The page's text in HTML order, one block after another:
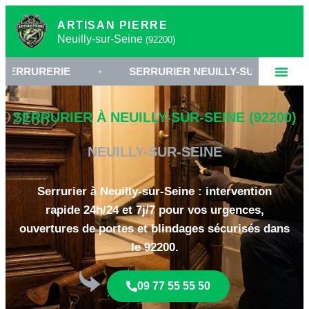
ARTISAN PIERRE
Neuilly-sur-Seine (92200)
• SERRURIER NEUILLY-SUR-SEINE •
SERRURIER À NEUILLY-SUR-SEINE (92200)
NEUILLY-SUR-SEINE
Serrurier à Neuilly-sur-Seine : intervention
rapide 24h/24 et 7j/7 pour vos urgences,
ouvertures de portes et blindages sécurisés dans
le 92200.
09 77 55 55 50